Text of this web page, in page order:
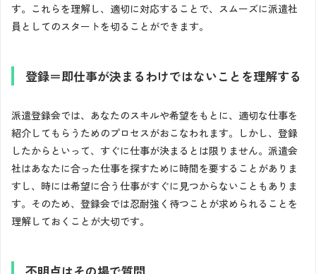
す。これらを理解し、適切に対応することで、スムーズに派遣社
員としてのスタートを切ることができます。
登録＝即仕事が決まるわけではないことを理解する
派遣登録会では、あなたのスキルや希望をもとに、適切な仕事を
紹介してもらうためのプロセスがおこなわれます。しかし、登録
したからといって、すぐに仕事が決まるとは限りません。派遣会
社はあなたに合った仕事を探すために時間を要することがありま
すし、時には希望に合う仕事がすぐに見つからないこともありま
す。そのため、登録会では忍耐強く待つことが求められることを
理解しておくことが大切です。